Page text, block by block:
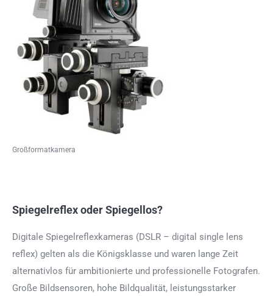
Großformatkamera
Spiegelreflex oder Spiegellos?
Digitale Spiegelreflexkameras (DSLR – digital single lens
reflex) gelten als die Königsklasse und waren lange Zeit
alternativlos für ambitionierte und professionelle Fotografen.
Große Bildsensoren, hohe Bildqualität, leistungsstarker